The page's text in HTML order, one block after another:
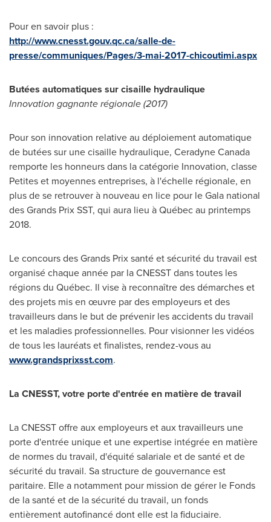
Pour en savoir plus :
http://www.cnesst.gouv.qc.ca/salle-de-
presse/communiques/Pages/3-mai-2017-chicoutimi.aspx
Butées automatiques sur cisaille hydraulique
Innovation gagnante régionale (2017)
Pour son innovation relative au déploiement automatique
de butées sur une cisaille hydraulique, Ceradyne Canada
remporte les honneurs dans la catégorie Innovation, classe
Petites et moyennes entreprises, à l'échelle régionale, en
plus de se retrouver à nouveau en lice pour le Gala national
des Grands Prix SST, qui aura lieu à Québec au printemps
2018.
Le concours des Grands Prix santé et sécurité du travail est
organisé chaque année par la CNESST dans toutes les
régions du Québec. Il vise à reconnaître des démarches et
des projets mis en œuvre par des employeurs et des
travailleurs dans le but de prévenir les accidents du travail
et les maladies professionnelles. Pour visionner les vidéos
de tous les lauréats et finalistes, rendez-vous au
www.grandsprixsst.com.
La CNESST, votre porte d'entrée en matière de travail
La CNESST offre aux employeurs et aux travailleurs une
porte d'entrée unique et une expertise intégrée en matière
de normes du travail, d'équité salariale et de santé et de
sécurité du travail. Sa structure de gouvernance est
paritaire. Elle a notamment pour mission de gérer le Fonds
de la santé et de la sécurité du travail, un fonds
entièrement autofinancé dont elle est la fiduciaire.